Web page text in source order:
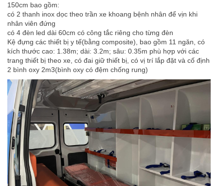
150cm bao gồm:
có 2 thanh inox dọc theo trần xe khoang bệnh nhân để vịn khi
nhân viên đứng
có 4 đèn led dài 60cm có công tắc riêng cho từng đèn
Kệ đựng các thiết bị y tế(bằng composite), bao gồm 11 ngăn, có
kích thước cao: 1.38m; dài: 3.2m; sâu: 0.35m phù hợp với các
trang thiết bị theo xe, có đai giữ thiết bị, có vị trí lắp đặt và cố định
2 bình oxy 2m3(bình oxy có đệm chống rung)